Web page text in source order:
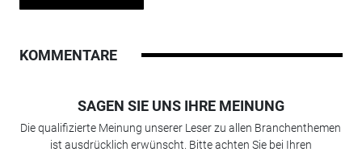
KOMMENTARE
SAGEN SIE UNS IHRE MEINUNG
Die qualifizierte Meinung unserer Leser zu allen Branchenthemen
ist ausdrücklich erwünscht. Bitte achten Sie bei Ihren